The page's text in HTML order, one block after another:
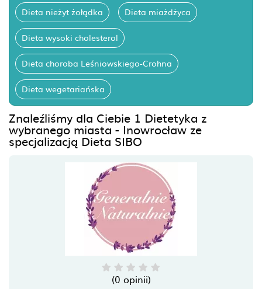
Dieta nieżyt żołądka Dieta miażdżyca
Dieta wysoki cholesterol
Dieta choroba Leśniowskiego-Crohna
Dieta wegetariańska
Znaleźliśmy dla Ciebie 1 Dietetyka z
wybranego miasta - Inowrocław ze
specjalizacją Dieta SIBO
(0 opinii)